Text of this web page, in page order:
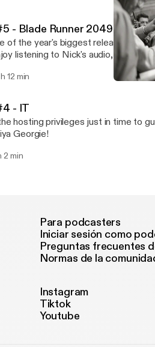
- Blade Runner 2049
of the year's biggest releases in
listening to Nick's audio, Bruno's
out and very well executed
h 12 min
- IT
hosting privileges just in time to
Georgie!
2 min
Para podcasters
Iniciar sesión como
Preguntas frecuentes
Normas de la
Instagram
Tiktok
Youtube